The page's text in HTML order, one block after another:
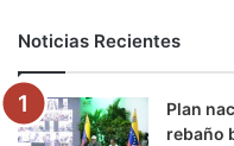
o
e
r
Noticias Recientes
Plan
rebaño